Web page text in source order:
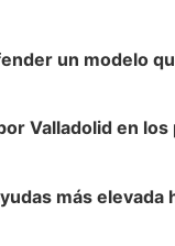
un modelo
Valladolid en
más elevada